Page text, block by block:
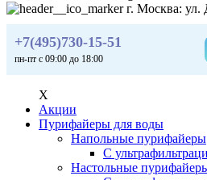
г. Москва: ул.
+7(495)730-15-51
пн-пт с 09:00 до 18:00
X
Акции
Пурифайеры для воды
Напольные пурифайеры
С
Настольные